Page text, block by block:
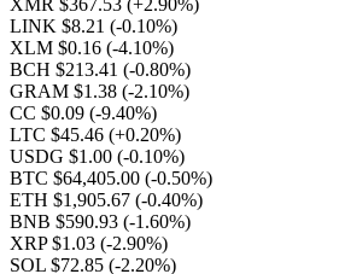
XMR $367.53 (+2.90%)
LINK $8.21 (-0.10%)
XLM $0.16 (-4.10%)
BCH $213.41 (-0.80%)
GRAM $1.38 (-2.10%)
CC $0.09 (-9.40%)
LTC $45.46 (+0.20%)
USDG $1.00 (-0.10%)
BTC $64,405.00 (-0.50%)
ETH $1,905.67 (-0.40%)
BNB $590.93 (-1.60%)
XRP $1.03 (-2.90%)
SOL $72.85 (-2.20%)